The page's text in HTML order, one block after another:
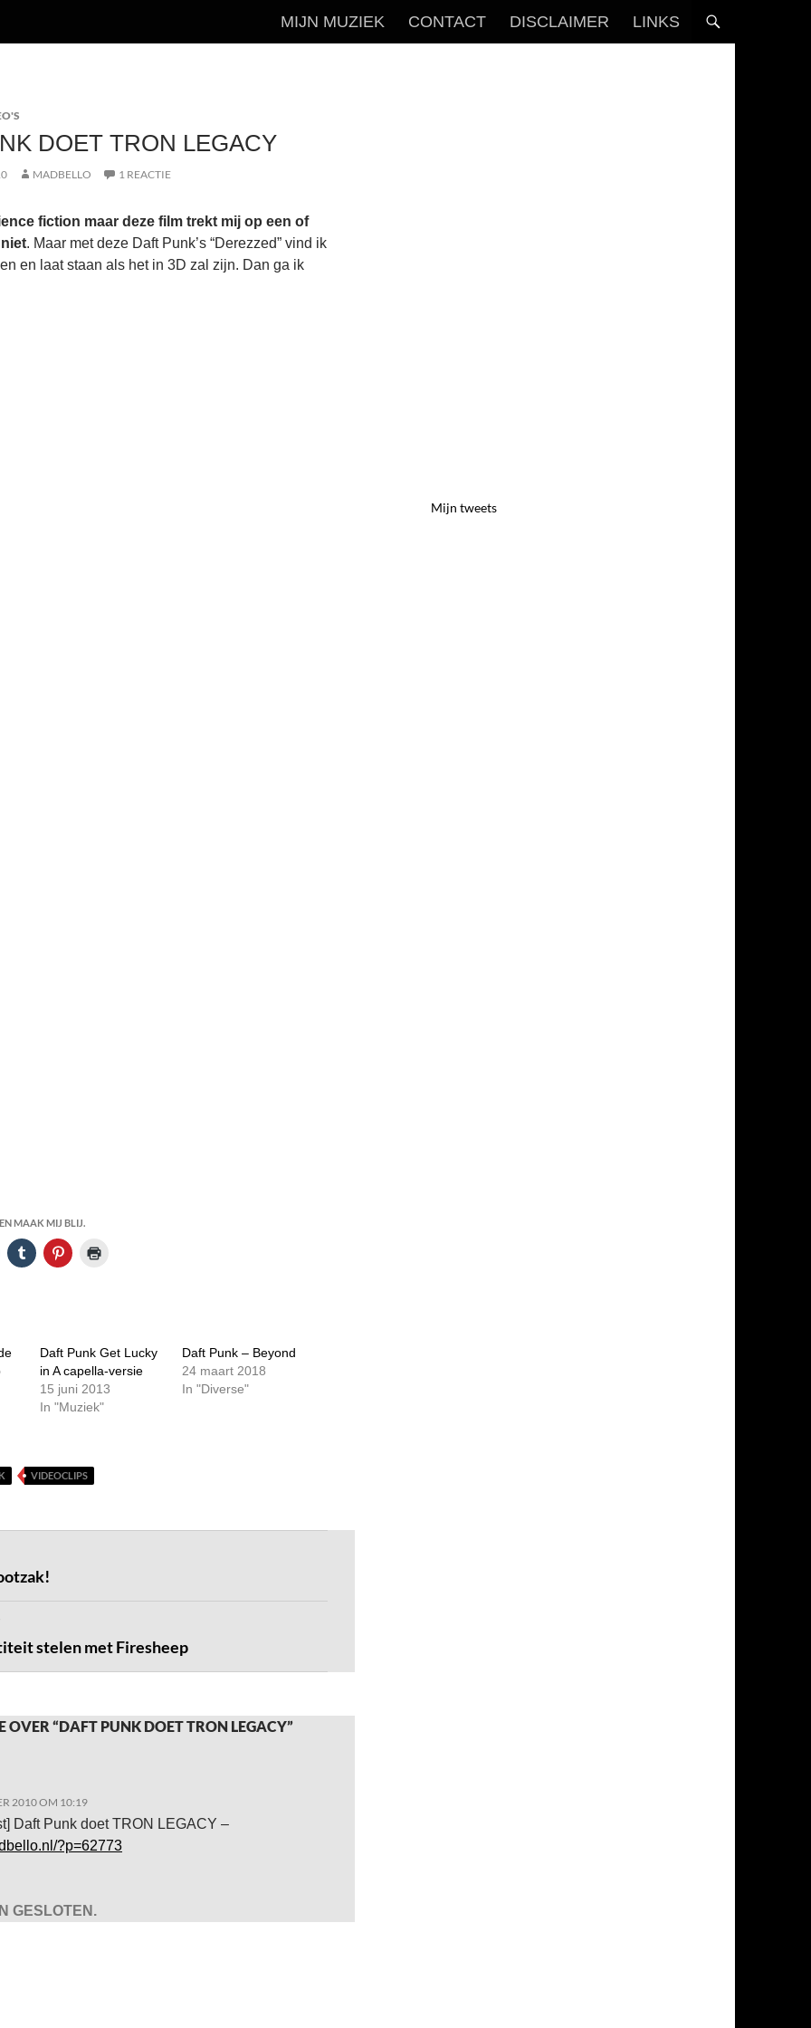
MIJN MUZIEK CONTACT DISCLAIMER LINKS
DOET TRON LEGACY
MADBELLO 1 REACTIE
fiction maar deze film trekt mij op een of
. Maar met deze Daft Punk’s “Derezzed” vind ik
en laat staan als het in 3D zal zijn. Dan ga ik
MAAK MIJ BLIJ.
Daft Punk Get Lucky
in A capella-versie
15 juni 2013
In "Muziek"
Daft Punk – Beyond
24 maart 2018
In "Diverse"
VIDEOCLIPS
stelen met Firesheep
OVER “DAFT PUNK DOET TRON LEGACY”
2010 OM 10:19
Daft Punk doet TRON LEGACY –
?p=62773
GESLOTEN.
Mijn tweets